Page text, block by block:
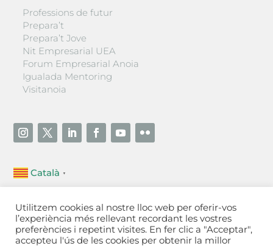
Professions de futur
Prepara’t
Prepara’t Jove
Nit Empresarial UEA
Forum Empresarial Anoia
Igualada Mentoring
Visitanoia
Català ▼
Unió Empresarial de l’Anoia (UEA)
Ctra. de Manresa, 131, 08700 – Igualada (Barcelona)
Tel 93 805 22 92
Utilitzem cookies al nostre lloc web per oferir-vos
l’experiència més rellevant recordant les vostres
preferències i repetint visites. En fer clic a "Acceptar",
accepteu l'ús de les cookies per obtenir la millor